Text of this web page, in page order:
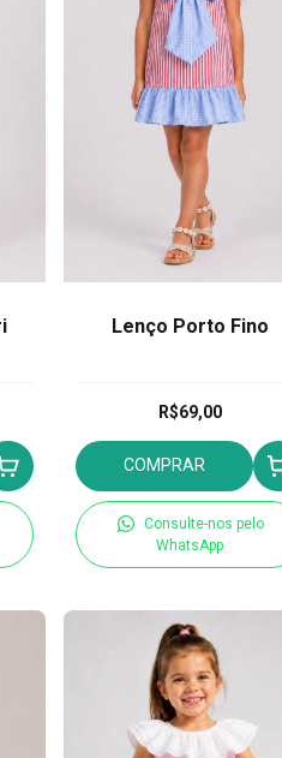
Lenço Porto Fino
R$69,00
COMPRAR
Consulte-nos pelo
WhatsApp